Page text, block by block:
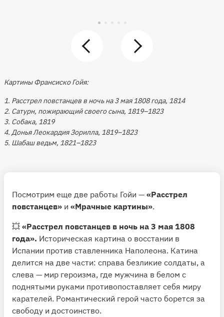
Картины Франсиско Гойя:
1. Расстрел повстанцев в ночь на 3 мая 1808 года, 1814
2. Сатурн, пожирающий своего сына, 1819–1823
3. Собака, 1819
4. Донья Леокардия Зорилла, 1819–1823
5. Шабаш ведьм, 1821–1823
Посмотрим еще две работы Гойи — «Расстрел
повстанцев» и «Мрачные картины».
💥 «Расстрел повстанцев в ночь на 3 мая 1808
года». Историческая картина о восстании в
Испании против ставленника Наполеона. Катина
делится на две части: справа безликие солдаты, а
слева — мир героизма, где мужчина в белом с
поднятыми руками противопоставляет себя миру
карателей. Романтический герой часто борется за
свободу и достоинство.